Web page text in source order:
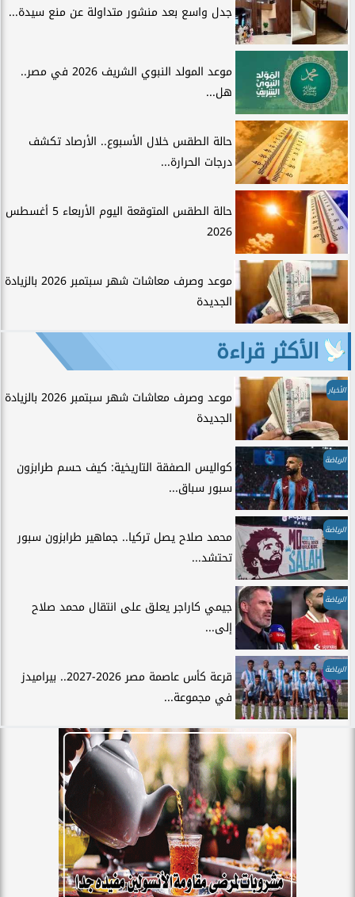
جدل واسع بعد منشور متداولة عن منع سيدة...
موعد المولد النبوي الشريف 2026 في مصر..
هل...
حالة الطقس خلال الأسبوع.. الأرصاد تكشف
درجات الحرارة...
حالة الطقس المتوقعة اليوم الأربعاء 5 أغسطس
2026
موعد وصرف معاشات شهر سبتمبر 2026 بالزيادة
الجديدة
الأكثر قراءة
الأخبار
موعد وصرف معاشات شهر سبتمبر 2026 بالزيادة
الجديدة
الرياضة
كواليس الصفقة التاريخية: كيف حسم طرابزون
سبور سباق...
الرياضة
محمد صلاح يصل تركيا.. جماهير طرابزون سبور
تحتشد...
الرياضة
جيمي كاراجر يعلق على انتقال محمد صلاح
إلى...
الرياضة
قرعة كأس عاصمة مصر 2026-2027.. بيراميدز
في مجموعة...